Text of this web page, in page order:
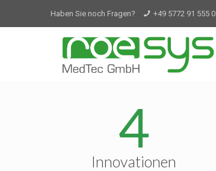
Haben Sie noch Fragen? +49 5772 91 555 0
4
Innovationen